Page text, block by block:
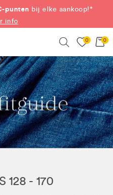
punten bij elke aankoop!*
info
0 0
128 - 170